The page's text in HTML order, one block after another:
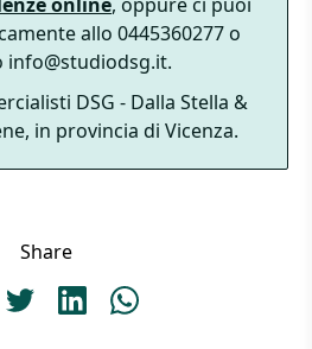
allo 0445360277 o
info@studiodsg.it.
DSG - Dalla Stella &
in provincia di Vicenza.
Share